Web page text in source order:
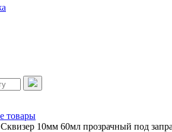
товары
10мм 60мл прозрачный под